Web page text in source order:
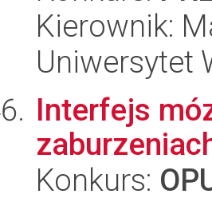
Kierownik:
Uniwersytet
Interfejs
Konkurs: